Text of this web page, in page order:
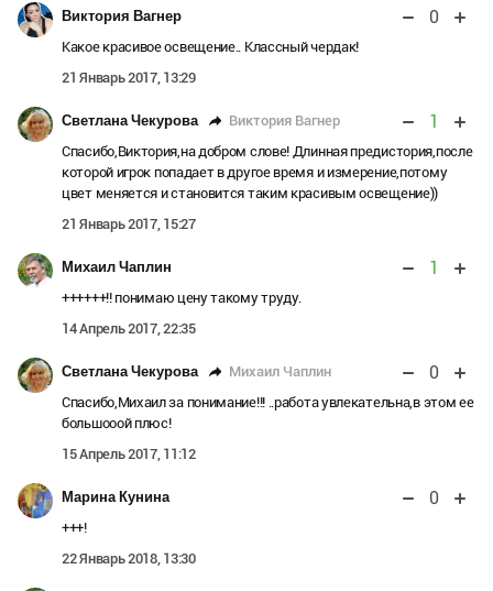
Виктория Вагнер 0
Какое красивое освещение.. Классный чердак!
21 Январь 2017, 13:29
Светлана Чекурова Виктория Вагнер 1
Спасибо,Виктория,на добром слове! Длинная предистория,после
которой игрок попадает в другое время и измерение,потому
цвет меняется и становится таким красивым освещение))
21 Январь 2017, 15:27
Михаил Чаплин 1
++++++!! понимаю цену такому труду.
14 Апрель 2017, 22:35
Светлана Чекурова Михаил Чаплин 0
Спасибо,Михаил за понимание!!! ..работа увлекательна,в этом ее
большооой плюс!
15 Апрель 2017, 11:12
Марина Кунина 0
+++!
22 Январь 2018, 13:30